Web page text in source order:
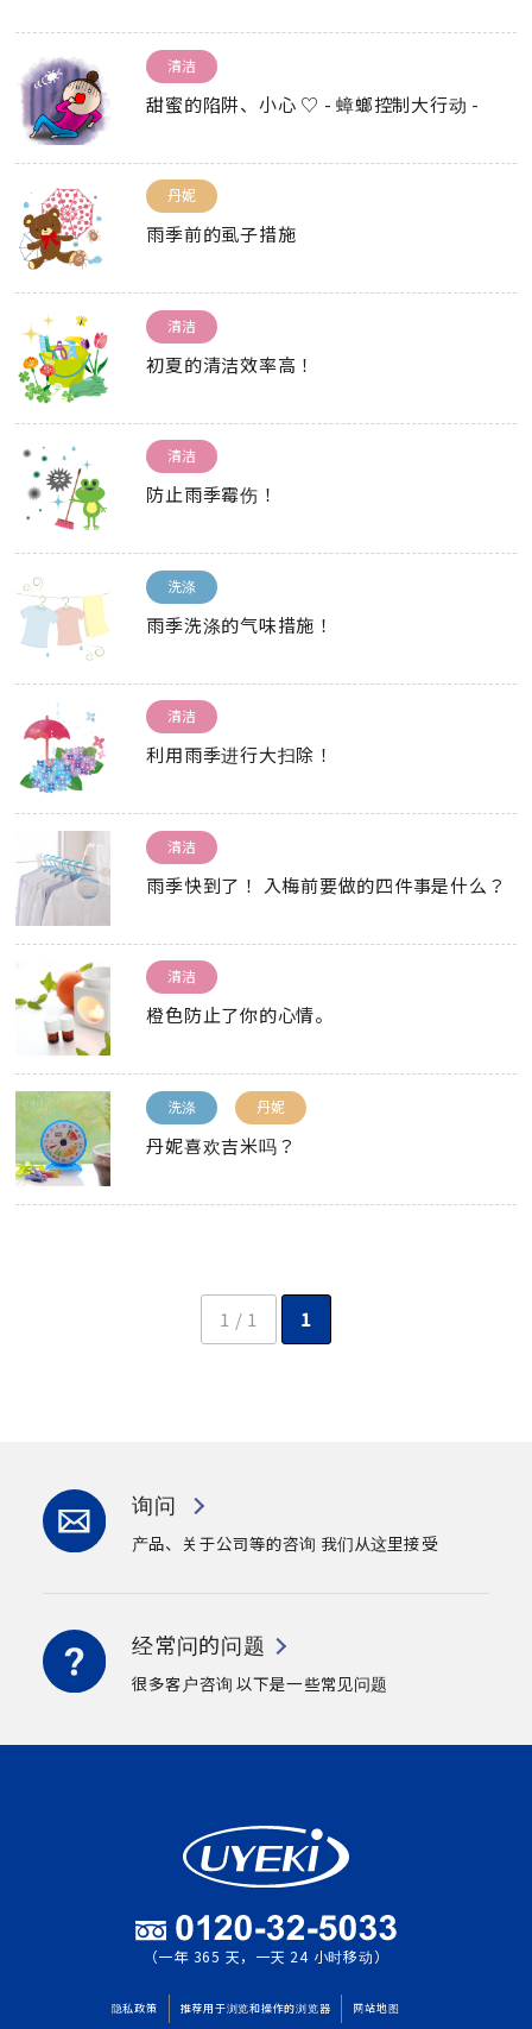
清洁
甜蜜的陷阱、小心 ♡ - 蟑螂控制大行动 -
丹妮
雨季前的虱子措施
清洁
初夏的清洁效率高！
清洁
防止雨季霉伤！
洗涤
雨季洗涤的气味措施！
清洁
利用雨季进行大扫除！
清洁
雨季快到了！ 入梅前要做的四件事是什么？
清洁
橙色防止了你的心情。
洗涤 丹妮
丹妮喜欢吉米吗？
1 / 1 1
询问
产品、关于公司等的咨询 我们从这里接受
经常问的问题
很多客户咨询 以下是一些常见问题
（一年 365 天，一天 24 小时移动）
隐私政策 推荐用于浏览和操作的浏览器 网站地图